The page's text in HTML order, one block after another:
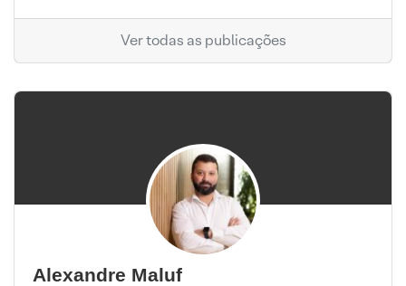
Ver todas as publicações
Alexandre Maluf